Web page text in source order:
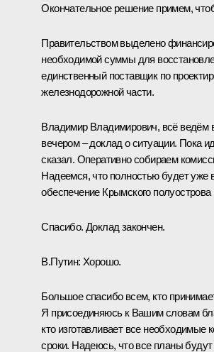
Окончательное решение примем,
Правительством выделено
необходимой суммы для
единственный поставщик по
железнодорожной части.
Владимир Владимирович, всё ведём
вечером – доклад о ситуации. Пока
сказал. Оперативно собираем
Надеемся, что полностью будет уже
обеспечение Крымского
Спасибо. Доклад закончен.
В.Путин: Хорошо.
Большое спасибо всем, кто
Я присоединяюсь к Вашим словам
кто изготавливает все необходимые
сроки. Надеюсь, что все планы